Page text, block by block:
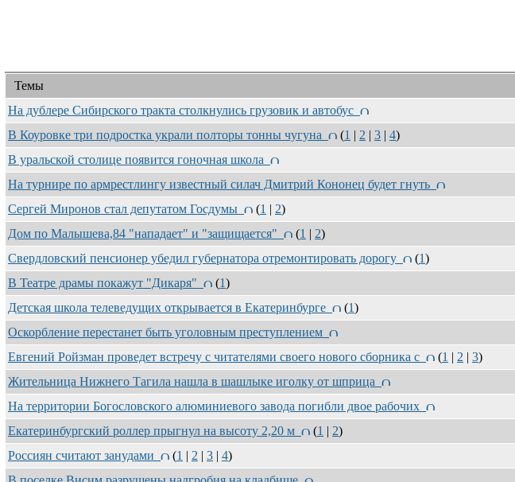
Темы
На дублере Сибирского тракта столкнулись грузовик и автобус
В Коуровке три подростка украли полторы тонны чугуна
(1 | 2 | 3 | 4)
В уральской столице появится гоночная школа
На турнире по армрестлингу известный силач Дмитрий Кононец будет гнуть
Сергей Миронов стал депутатом Госдумы
(1 | 2)
Дом по Малышева,84 "нападает" и "защищается"
(1 | 2)
Свердловский пенсионер убедил губернатора отремонтировать дорогу
(1)
В Театре драмы покажут "Дикаря"
(1)
Детская школа телеведущих открывается в Екатеринбурге
(1)
Оскорбление перестанет быть уголовным преступлением
Евгений Ройзман проведет встречу с читателями своего нового сборника с
(1 | 2 | 3)
Жительница Нижнего Тагила нашла в шашлыке иголку от шприца
На территории Богословского алюминиевого завода погибли двое рабочих
Екатеринбургский роллер прыгнул на высоту 2,20 м
(1 | 2)
Россиян считают занудами
(1 | 2 | 3 | 4)